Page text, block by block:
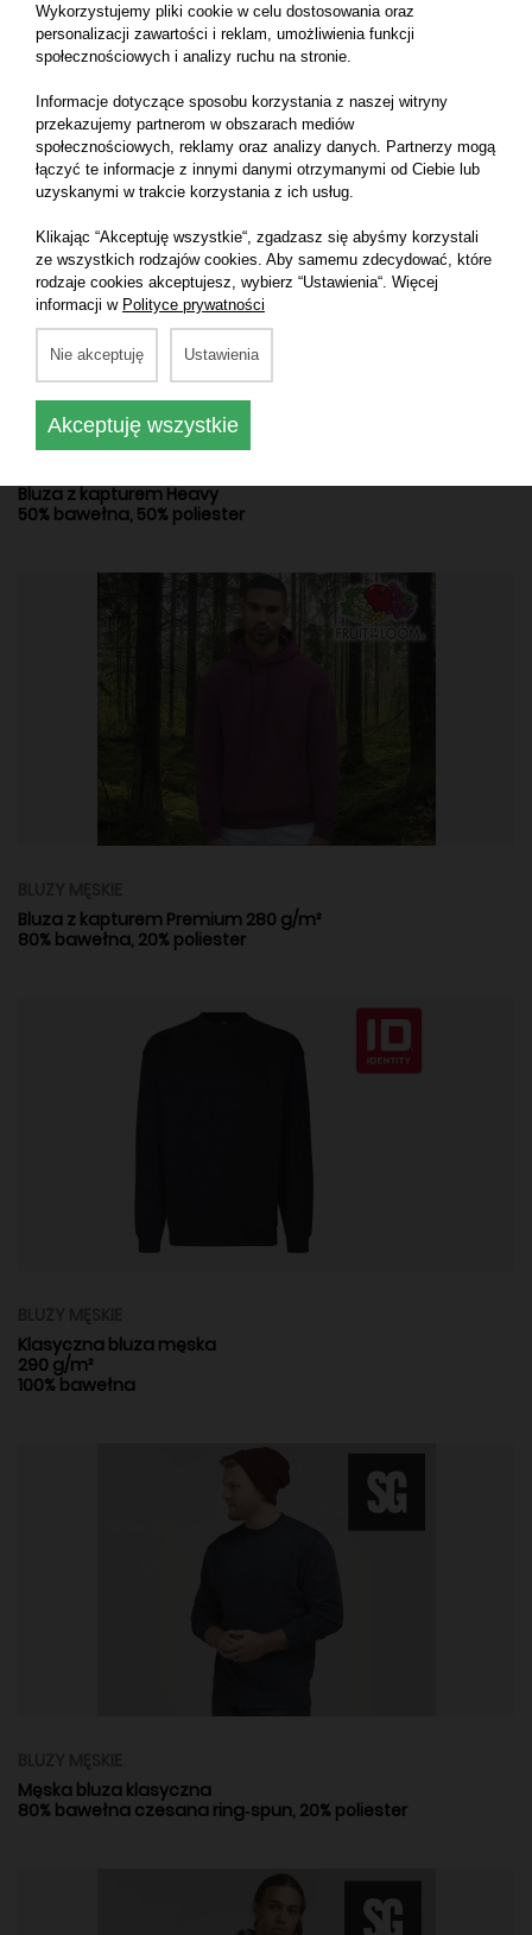
BLUZY MĘSKIE
Buza męska 280 g/m²
80% bawełna, 20% poliester,
Ultra miękka tkanina
Bluza z kapturem Heavy
50% bawełna, 50% poliester
Bluza z kapturem Premium 280 g/m²
80% bawełna, 20% poliester
Klasyczna bluza męska
290 g/m²
100% bawełna
Męska bluza klasyczna
80% bawełna czesana ring‑spun, 20% poliester
Wykorzystujemy pliki cookie w celu dostosowania oraz
personalizacji zawartości i reklam, umożliwienia funkcji
społecznościowych i analizy ruchu na stronie.
Informacje dotyczące sposobu korzystania z naszej witryny
przekazujemy partnerom w obszarach mediów
społecznościowych, reklamy oraz analizy danych. Partnerzy mogą
łączyć te informacje z innymi danymi otrzymanymi od Ciebie lub
uzyskanymi w trakcie korzystania z ich usług.
Klikając “Akceptuję wszystkie“, zgadzasz się abyśmy korzystali
ze wszystkich rodzajów cookies. Aby samemu zdecydować, które
rodzaje cookies akceptujesz, wybierz “Ustawienia“. Więcej
informacji w Polityce prywatności
Nie akceptuję Ustawienia
Akceptuję wszystkie